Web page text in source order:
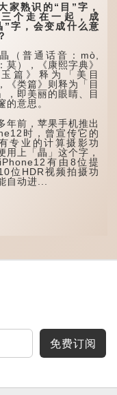
熟识的“目”字，
个走在一起，成
”字，会变成什么意
普通话音：mò,
莫），《康熙字典》
篇》释为「美目
《类篇》则释为「目
，即美丽的眼睛、目
的意思。
前，苹果手机推出
时，曾宣传它的
专业的计算摄影功
用上「瞐」这个字，
有由8位提
位HDR视频拍摄功
自动进...
免费订阅